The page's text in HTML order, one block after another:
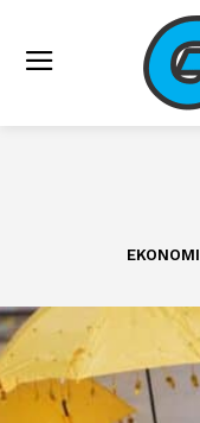
EKONOMI